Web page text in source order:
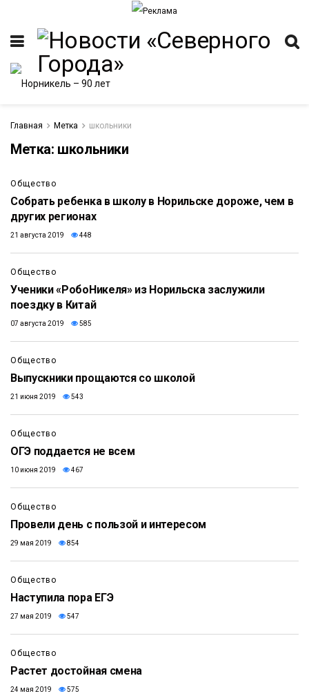
Главная Метка школьники
Метка: школьники
Общество
Собрать ребенка в школу в Норильске дороже, чем в
других регионах
21 августа 2019 448
Общество
Ученики «РобоНикеля» из Норильска заслужили
поездку в Китай
07 августа 2019 585
Общество
Выпускники прощаются со школой
21 июня 2019 543
Общество
ОГЭ поддается не всем
10 июня 2019 467
Общество
Провели день с пользой и интересом
29 мая 2019 854
Общество
Наступила пора ЕГЭ
27 мая 2019 547
Общество
Растет достойная смена
24 мая 2019 575